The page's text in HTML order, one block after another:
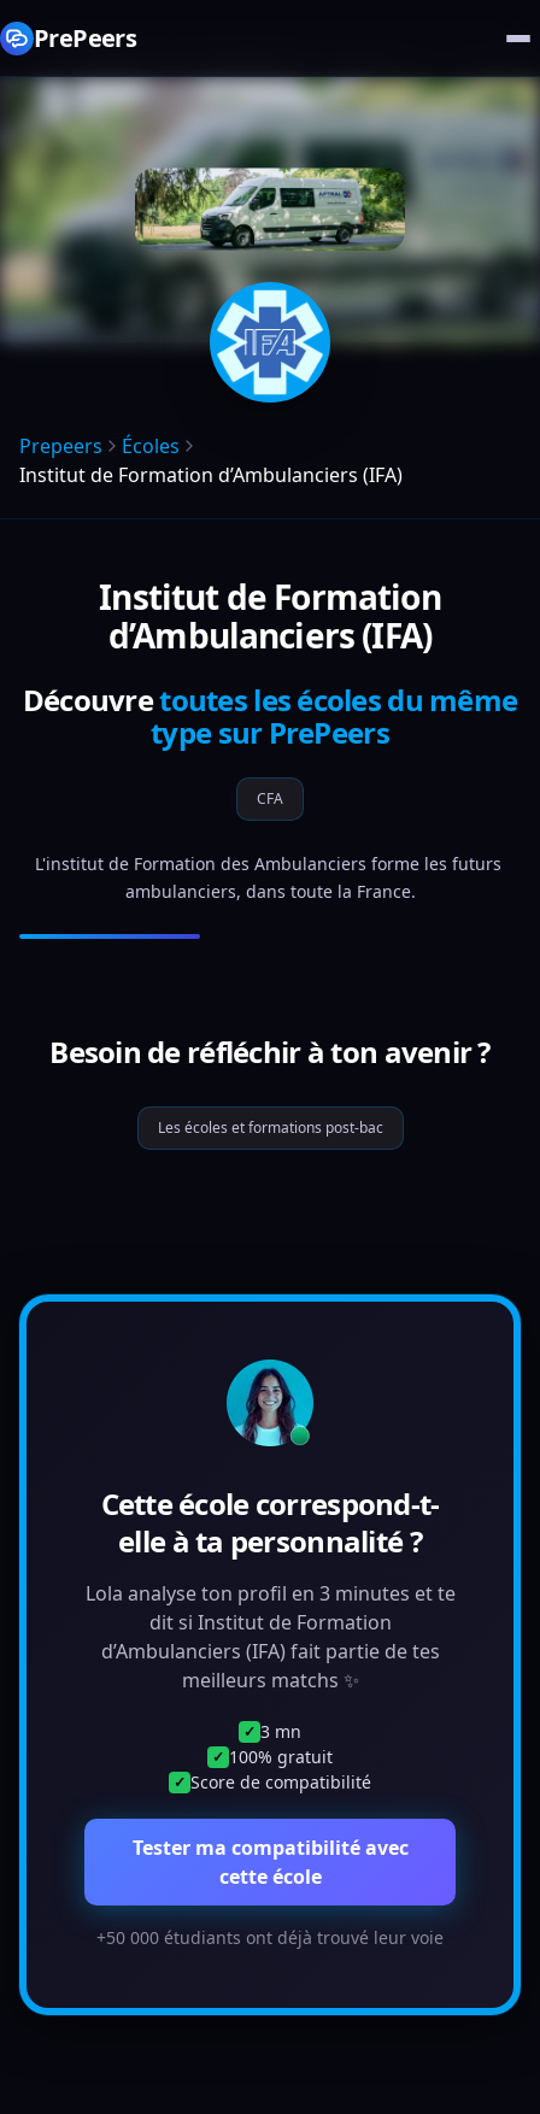
PrePeers
Prepeers
Écoles
Institut de Formation d’Ambulanciers (IFA)
Institut de Formation
d’Ambulanciers (IFA)
Découvretoutes les écoles du même
type sur PrePeers
CFA
L'institut de Formation des Ambulanciers forme les futurs
ambulanciers, dans toute la France.
Besoin de réfléchir à ton avenir ?
Les écoles et formations post-bac
Cette école correspond-t-
elle à ta personnalité ?
Lola analyse ton profil en 3 minutes et te
dit si Institut de Formation
d’Ambulanciers (IFA) fait partie de tes
meilleurs matchs ✨
✓ 3 mn
✓ 100% gratuit
✓ Score de compatibilité
Tester ma compatibilité avec
cette école
+50 000 étudiants ont déjà trouvé leur voie